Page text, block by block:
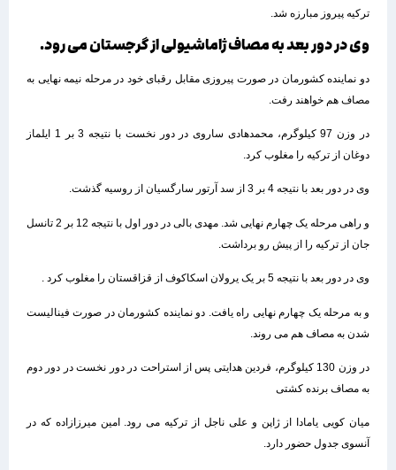
ترکیه پیروز مبارزه شد.
وی در دور بعد به مصاف ژاماشیولی از گرجستان می رود.
دو نماینده کشورمان در صورت پیروزی مقابل رقبای خود در مرحله نیمه نهایی به
مصاف هم خواهند رفت.
در وزن 97 کیلوگرم، محمدهادی ساروی در دور نخست با نتیجه 3 بر 1 ایلماز
دوغان از ترکیه را مغلوب کرد.
وی در دور بعد با نتیجه 4 بر 3 از سد آرتور سارگسیان از روسیه گذشت.
و راهی مرحله یک چهارم نهایی شد. مهدی بالی در دور اول با نتیجه 12 بر 2 تانسل
جان از ترکیه را از پیش رو برداشت.
وی در دور بعد با نتیجه 5 بر یک یرولان اسکاکوف از قزاقستان را مغلوب کرد .
و به مرحله یک چهارم نهایی راه یافت. دو نماینده کشورمان در صورت فینالیست
شدن به مصاف هم می روند.
در وزن 130 کیلوگرم، فردین هدایتی پس از استراحت در دور نخست در دور دوم
به مصاف برنده کشتی
میان کویی یامادا از ژاپن و علی ناجل از ترکیه می رود. امین میرزازاده که در
آنسوی جدول حضور دارد.